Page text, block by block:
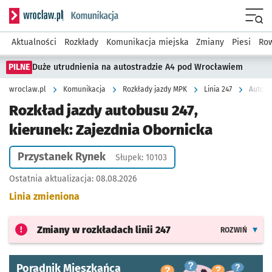
Serwis informacyjny wroclaw.pl podserwis: Komunikacja
Aktualności Rozkłady Komunikacja miejska Zmiany Piesi
PILNE Duże utrudnienia na autostradzie A4 pod Wrocławiem
wroclaw.pl Komunikacja Rozkłady jazdy MPK Linia 247
Rozkład jazdy autobusu 247,
kierunek: Zajezdnia Obornicka
Przystanek Rynek Słupek: 10103
Ostatnia aktualizacja: 08.08.2026
Linia zmieniona
Zmiany w rozkładach linii 247 ROZWIŃ
Poradnik Mieszkańca